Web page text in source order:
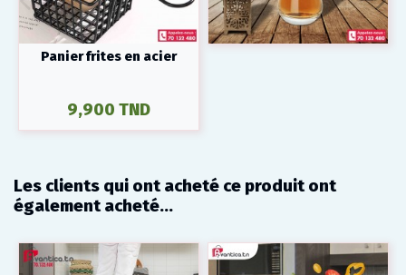
Panier frites en acier
9,900 TND
Les clients qui ont acheté ce produit ont
également acheté...